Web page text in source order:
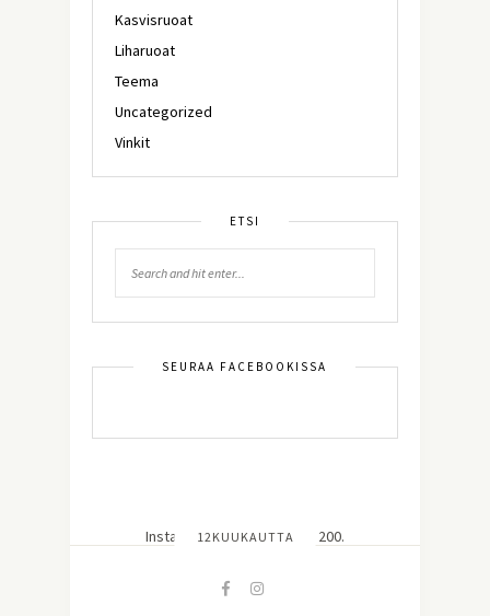
Kasvisruoat
Liharuoat
Teema
Uncategorized
Vinkit
ETSI
SEURAA FACEBOOKISSA
12KUUKAUTTA
Instagram did not return a 200.